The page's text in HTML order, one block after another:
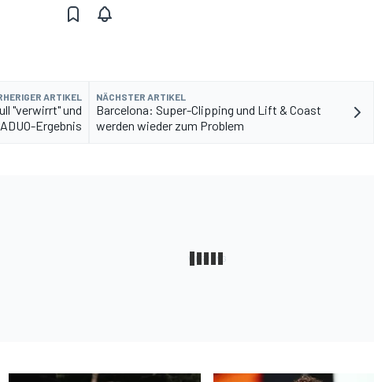
ARTIKEL
"verwirrt" und
Ergebnis
NÄCHSTER ARTIKEL
Barcelona: Super-Clipping und Lift & Coast
werden wieder zum Problem